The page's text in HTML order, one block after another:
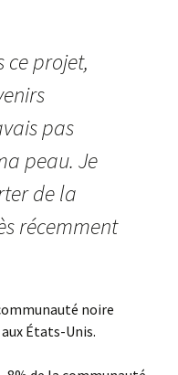
ce projet,
pas
peau. Je
de la
récemment
noire
États-Unis.